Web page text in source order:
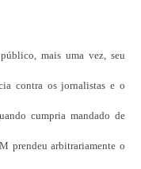
mais uma vez, seu
contra os jornalistas e o
cumpria mandado de
prendeu arbitrariamente o